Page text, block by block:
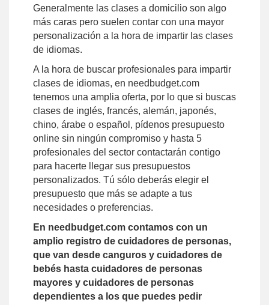
Generalmente las clases a domicilio son algo
más caras pero suelen contar con una mayor
personalización a la hora de impartir las clases
de idiomas.
A la hora de buscar profesionales para impartir
clases de idiomas, en needbudget.com
tenemos una amplia oferta, por lo que si buscas
clases de inglés, francés, alemán, japonés,
chino, árabe o español, pídenos presupuesto
online sin ningún compromiso y hasta 5
profesionales del sector contactarán contigo
para hacerte llegar sus presupuestos
personalizados. Tú sólo deberás elegir el
presupuesto que más se adapte a tus
necesidades o preferencias.
En needbudget.com contamos con un
amplio registro de cuidadores de personas,
que van desde canguros y cuidadores de
bebés hasta cuidadores de personas
mayores y cuidadores de personas
dependientes a los que puedes pedir